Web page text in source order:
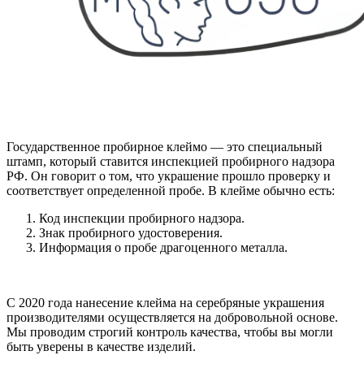
Государственное пробирное клеймо — это специальный
штамп, который ставится инспекцией пробирного надзора
РФ. Он говорит о том, что украшение прошло проверку и
соответствует определенной пробе. В клейме обычно есть:
Код инспекции пробирного надзора.
Знак пробирного удостоверения.
Информация о пробе драгоценного металла.
С 2020 года нанесение клейма на серебряные украшения
производителями осуществляется на добровольной основе.
Мы проводим строгий контроль качества, чтобы вы могли
быть уверены в качестве изделий.